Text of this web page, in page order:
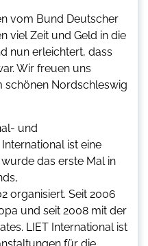
vom Bund Deutscher
viel Zeit und Geld in die
nun erleichtert, dass
Wir freuen uns
schönen Nordschleswig
und
ist eine
das erste Mal in
organisiert. Seit 2006
und seit 2008 mit der
LIET International ist